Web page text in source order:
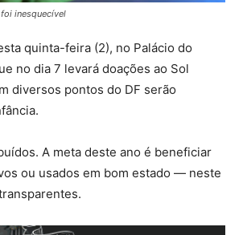
inesquecível
quinta-feira (2), no Palácio do
no dia 7 levará doações ao Sol
diversos pontos do DF serão
A meta deste ano é beneficiar
ou usados em bom estado — neste